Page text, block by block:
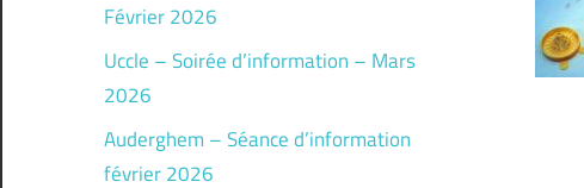
Février 2026
Uccle – Soirée d’information – Mars
2026
Auderghem – Séance d’information
février 2026